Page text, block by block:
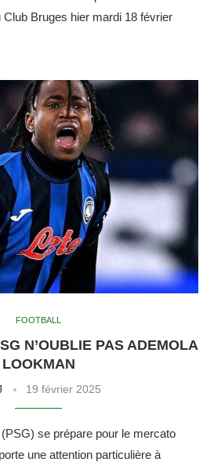
Bruges hier mardi 18 février
FOOTBALL
N’OUBLIE PAS ADEMOLA
LOOKMAN
19 février 2025
se prépare pour le mercato
une attention particulière à